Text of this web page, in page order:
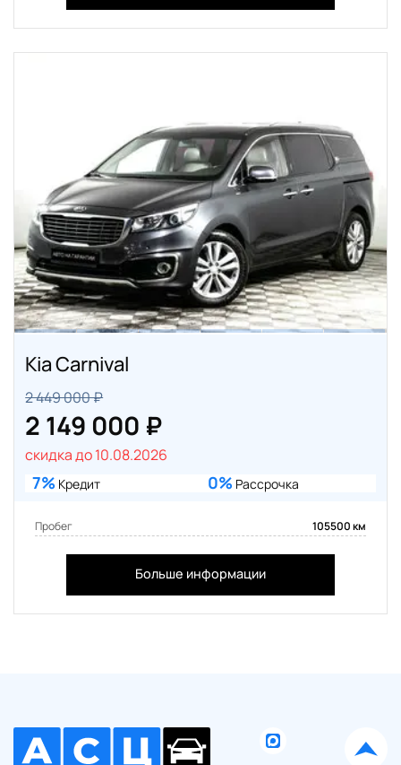
Kia Carnival
2 449 000 ₽
2 149 000 ₽
скидка до 10.08.2026
7% Кредит 0% Рассрочка
Пробег 105500 км
Больше информации